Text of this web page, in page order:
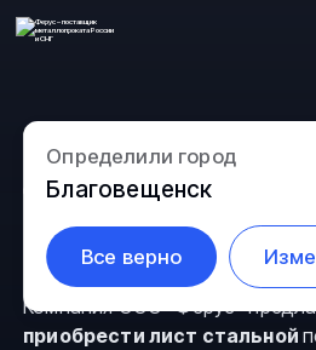
Определили город
Благовещенск
Все верно
Лист
Компания ООО “Ферус”
приобрести лист стальной